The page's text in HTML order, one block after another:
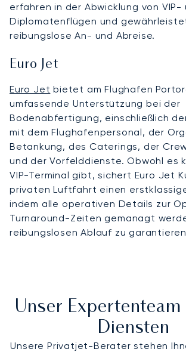
erfahren in der Abwicklung von VIP-
Diplomatenflügen und
reibungslose An- und Abreise.
Euro Jet
Euro Jet bietet am Flughafen
umfassende Unterstützung bei der
Bodenabfertigung, einschließlich
mit dem Flughafenpersonal, der
Betankung, des Caterings, der
und der Vorfelddienste. Obwohl es
VIP-Terminal gibt, sichert Euro Jet
privaten Luftfahrt einen
indem alle operativen Details zur
Turnaround-Zeiten gemanagt
reibungslosen Ablauf zu
Unser Expertenteam
Diensten
Unsere Privatjet-Berater stehen